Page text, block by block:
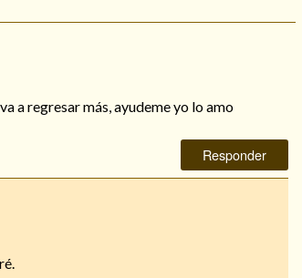
a regresar más, ayudeme yo lo amo
Responder